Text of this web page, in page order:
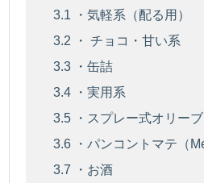
3.1 ・気軽系（配る用）
3.2 ・ チョコ・甘い系
3.3 ・缶詰
3.4 ・実用系
3.5 ・スプレー式オリー
3.6 ・パンコントマテ（
3.7 ・お酒